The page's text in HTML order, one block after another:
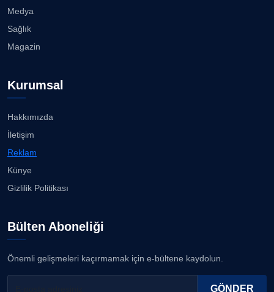
Medya
Sağlık
Magazin
Kurumsal
Hakkımızda
İletişim
Reklam
Künye
Gizlilik Politikası
Bülten Aboneliği
Önemli gelişmeleri kaçırmamak için e-bültene kaydolun.
GÖNDER